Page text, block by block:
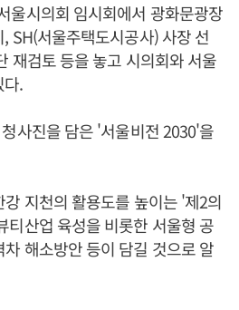
울시의회 임시회에서 광화문광장
SH(서울주택도시공사) 사장 선
재검토 등을 놓고 시의회와 서울
다.
사진을 담은 '서울비전 2030'을
지천의 활용도를 높이는 '제2의
산업 육성을 비롯한 서울형 공
해소방안 등이 담길 것으로 알